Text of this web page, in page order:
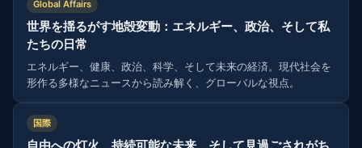
Global Affairs
世界を揺るがす地殻変動：エネルギー、政治、そして私
たちの日常
エネルギー、健康、政治、科学、そして未来の経済。現代社会を
形作る多様なニュースから読み解く、グローバルな視点。
国際